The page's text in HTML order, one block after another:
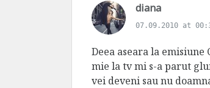
dianas
a
s
:
07.09.2010 at
Deea aseara la
mie la tv mi s-a parut
vei deveni sau nu